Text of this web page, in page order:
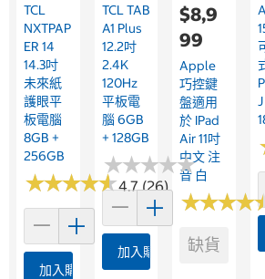
TCL
NXTPAP
ER 14
14.3吋
未來紙
護眼平
板電腦
8GB +
256GB
★★★★★
★★★★★4.7 (26)
加入購物車
TCL TAB
A1 Plus
12.2吋
2.4K
120Hz
平板電
腦 6GB
+ 128GB
★★★★★
★★★★★
加入購物車
$8,9
99
Apple
巧控鍵
盤適用
於 IPad
Air 11吋
中文 注
音 白
★★★★
★★★★
缺貨